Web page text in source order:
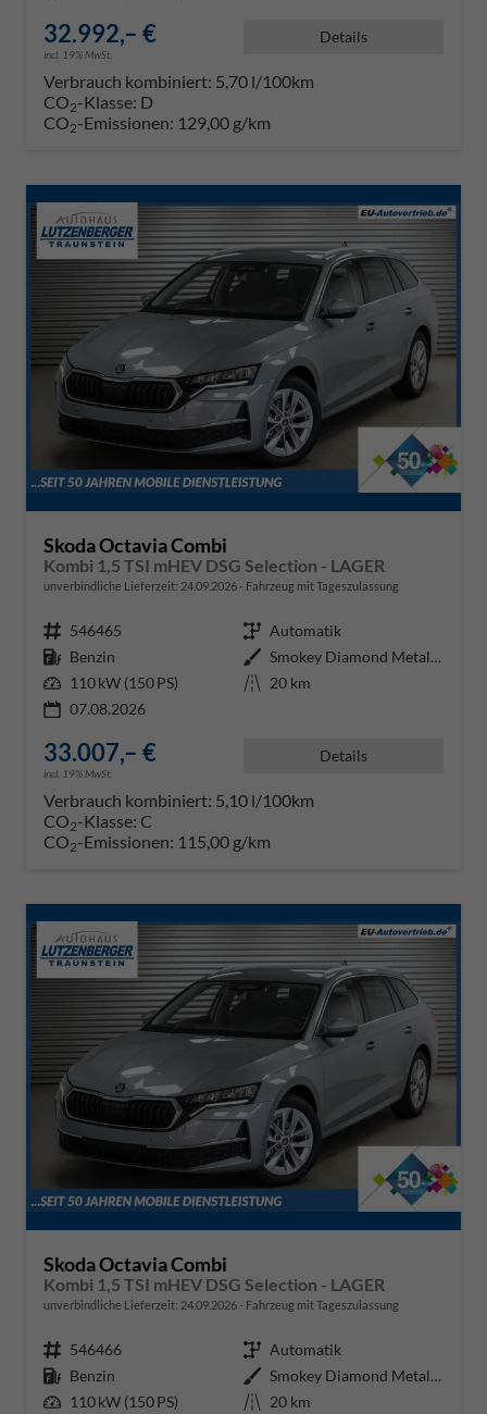
32.992,– €
incl. 19% MwSt.
Details
Verbrauch kombiniert: 5,70 l/100km
CO2-Klasse: D
CO2-Emissionen: 129,00 g/km
Skoda Octavia Combi
Kombi 1,5 TSI mHEV DSG Selection - LAGER
unverbindliche Lieferzeit: 24.09.2026 Fahrzeug mit Tageszulassung
Fahrzeugnr. 546465 Getriebe Automatik
Kraftstoff Benzin Außenfarbe
Smokey Diamond Metallic ()
Leistung 110 kW (150 PS) Kilometerstand 20 km
07.08.2026
33.007,– €
incl. 19% MwSt.
Details
Verbrauch kombiniert: 5,10 l/100km
CO2-Klasse: C
CO2-Emissionen: 115,00 g/km
Skoda Octavia Combi
Kombi 1,5 TSI mHEV DSG Selection - LAGER
unverbindliche Lieferzeit: 24.09.2026 Fahrzeug mit Tageszulassung
Fahrzeugnr. 546466 Getriebe Automatik
Kraftstoff Benzin Außenfarbe
Smokey Diamond Metallic ()
Leistung 110 kW (150 PS) Kilometerstand 20 km